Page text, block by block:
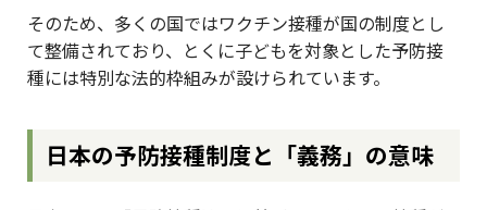
そのため、多くの国ではワクチン接種が国の制度とし
て整備されており、とくに子どもを対象とした予防接
種には特別な法的枠組みが設けられています。
日本の予防接種制度と「義務」の意味